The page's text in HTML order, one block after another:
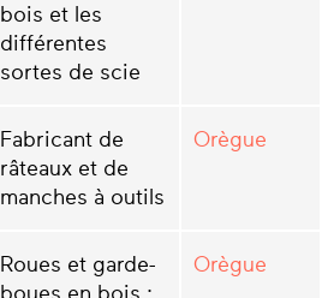
bois et les
différentes
sortes de scie
Fabricant de
râteaux et de
manches à outils
Orègue
Roues et garde-
Orègue